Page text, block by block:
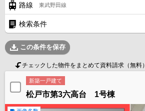
路線 東武野田線
検索条件
この条件を保存
チェックした物件をまとめて資料請求（無料）
新築一戸建て
松戸市第3六高台 1号棟